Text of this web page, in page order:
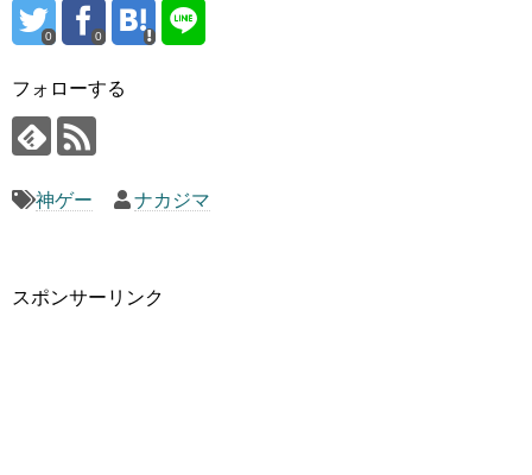
0 0
フォローする
神ゲー ナカジマ
スポンサーリンク